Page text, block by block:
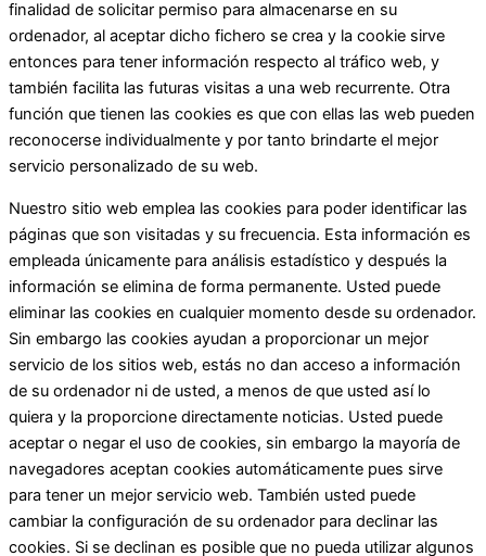
finalidad de solicitar permiso para almacenarse en su
ordenador, al aceptar dicho fichero se crea y la cookie sirve
entonces para tener información respecto al tráfico web, y
también facilita las futuras visitas a una web recurrente. Otra
función que tienen las cookies es que con ellas las web pueden
reconocerse individualmente y por tanto brindarte el mejor
servicio personalizado de su web.
Nuestro sitio web emplea las cookies para poder identificar las
páginas que son visitadas y su frecuencia. Esta información es
empleada únicamente para análisis estadístico y después la
información se elimina de forma permanente. Usted puede
eliminar las cookies en cualquier momento desde su ordenador.
Sin embargo las cookies ayudan a proporcionar un mejor
servicio de los sitios web, estás no dan acceso a información
de su ordenador ni de usted, a menos de que usted así lo
quiera y la proporcione directamente noticias. Usted puede
aceptar o negar el uso de cookies, sin embargo la mayoría de
navegadores aceptan cookies automáticamente pues sirve
para tener un mejor servicio web. También usted puede
cambiar la configuración de su ordenador para declinar las
cookies. Si se declinan es posible que no pueda utilizar algunos